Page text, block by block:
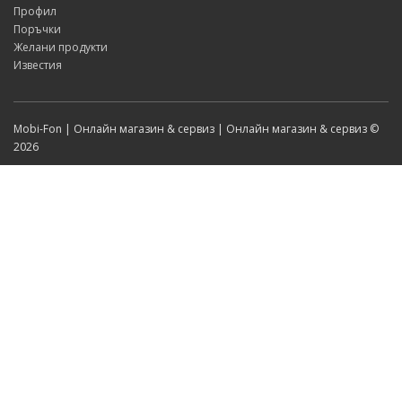
Профил
Поръчки
Желани продукти
Известия
Mobi-Fon | Онлайн магазин & сервиз | Онлайн магазин & сервиз ©
2026